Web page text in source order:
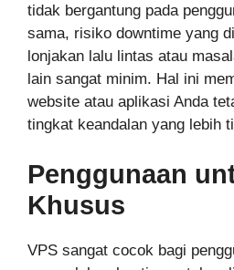
tidak bergantung pada
sama, risiko downtime yang
lonjakan lalu lintas atau
lain sangat minim. Hal ini
website atau aplikasi Anda
tingkat keandalan yang lebih
Penggunaan
Khusus
VPS sangat cocok bagi